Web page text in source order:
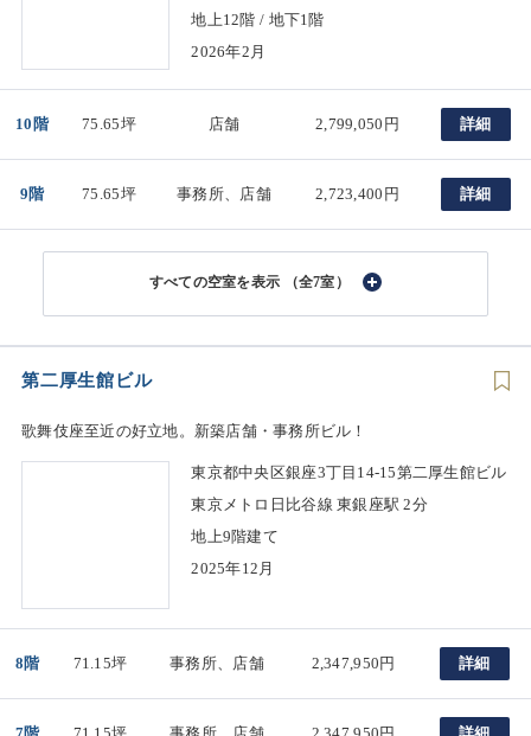
地上12階 / 地下1階
2026年2月
10階 75.65坪 店舗 2,799,050円 詳細
9階 75.65坪 事務所、店舗 2,723,400円 詳細
（全7室）
第二厚生館ビル
歌舞伎座至近の好立地。新築店舗・事務所ビル！
東京都中央区銀座3丁目14-15第二厚生館ビル
東京メトロ日比谷線 東銀座駅 2分
地上9階建て
2025年12月
8階 71.15坪 事務所、店舗 2,347,950円 詳細